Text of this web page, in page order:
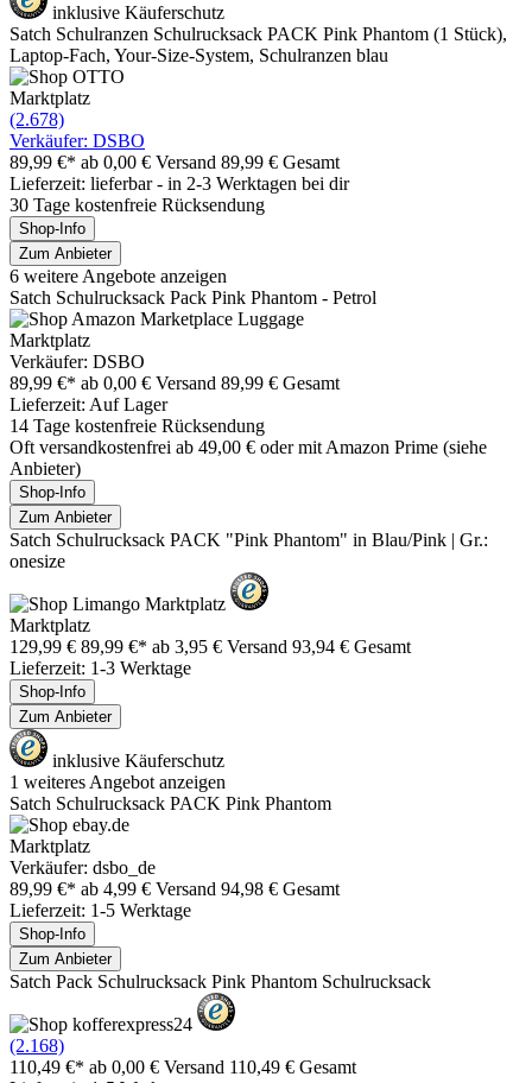
inklusive Käuferschutz
Satch Schulranzen Schulrucksack PACK Pink Phantom (1 Stück),
Laptop-Fach, Your-Size-System, Schulranzen blau
Marktplatz
(2.678)
Verkäufer: DSBO
89,99 €* ab 0,00 € Versand 89,99 € Gesamt
Lieferzeit: lieferbar - in 2-3 Werktagen bei dir
30 Tage kostenfreie Rücksendung
Shop-Info
Zum Anbieter
6 weitere Angebote anzeigen
Satch Schulrucksack Pack Pink Phantom - Petrol
Marktplatz
Verkäufer: DSBO
89,99 €* ab 0,00 € Versand 89,99 € Gesamt
Lieferzeit: Auf Lager
14 Tage kostenfreie Rücksendung
Oft versandkostenfrei ab 49,00 € oder mit Amazon Prime (siehe
Anbieter)
Shop-Info
Zum Anbieter
Satch Schulrucksack PACK "Pink Phantom" in Blau/Pink | Gr.:
onesize
Marktplatz
129,99 € 89,99 €* ab 3,95 € Versand 93,94 € Gesamt
Lieferzeit: 1-3 Werktage
Shop-Info
Zum Anbieter
inklusive Käuferschutz
1 weiteres Angebot anzeigen
Satch Schulrucksack PACK Pink Phantom
Marktplatz
Verkäufer: dsbo_de
89,99 €* ab 4,99 € Versand 94,98 € Gesamt
Lieferzeit: 1-5 Werktage
Shop-Info
Zum Anbieter
Satch Pack Schulrucksack Pink Phantom Schulrucksack
(2.168)
110,49 €* ab 0,00 € Versand 110,49 € Gesamt